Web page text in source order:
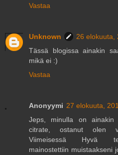
Vastaa
Unknown
26 elokuuta,
Tässä blogissa ainakin
mikä ei :)
Vastaa
Anonyymi 27 elokuuta,
Jeps, minulla on ainakin
citrate, ostanut olen
Viimeisessä Hyvä
mainostettiin muistaakseni